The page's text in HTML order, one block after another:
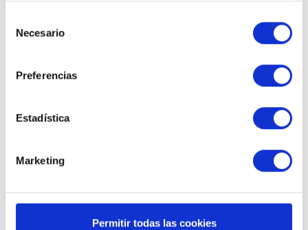
Necesario
Preferencias
Estadística
Marketing
Permitir todas las cookies
Estrategias Eficaces
para Mejorar la
Base Imponible del
Impuesto sobre
Sociedades